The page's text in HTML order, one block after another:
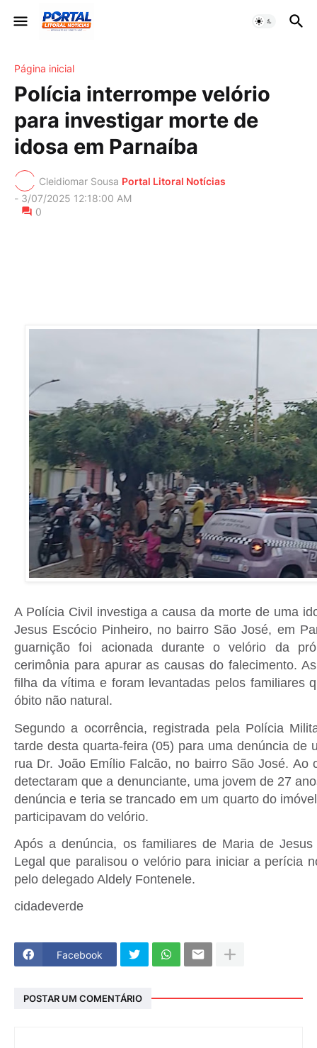
Página inicial
Polícia interrompe velório
para investigar morte de
idosa em Parnaíba
Cleidiomar Sousa Portal Litoral Notícias
- 3/07/2025 12:18:00 AM
0
A Polícia Civil investiga a causa da morte de uma
Jesus Escócio Pinheiro, no bairro São José, em
guarnição foi acionada durante o velório da
cerimônia para apurar as causas do falecimento.
filha da vítima e foram levantadas pelos familiares
óbito não natural.
Segundo a ocorrência, registrada pela Polícia
tarde desta quarta-feira (05) para uma denúncia de
rua Dr. João Emílio Falcão, no bairro São José. Ao
detectaram que a denunciante, uma jovem de 27
denúncia e teria se trancado em um quarto do
participavam do velório.
Após a denúncia, os familiares de Maria de
Legal que paralisou o velório para iniciar a perícia
pelo delegado Aldely Fontenele.
cidadeverde
Facebook
POSTAR UM COMENTÁRIO